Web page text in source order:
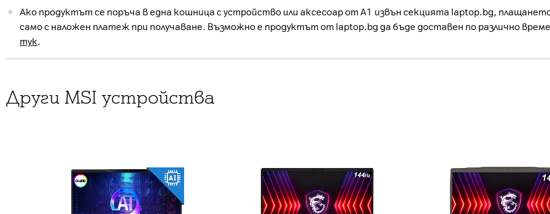
Ако продуктът се поръча в една кошница с устройство или аксесоар от А1 извън секцията laptop.bg,
само с наложен платеж при получаване. Възможно е продуктът от laptop.bg да бъде доставен по различно
тук.
Други MSI устройства